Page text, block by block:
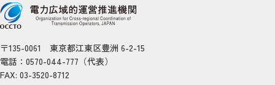
〒135-0061 東京都江東区豊洲 6-2-15
電話：0570-044-777（代表）
FAX: 03-3520-8712